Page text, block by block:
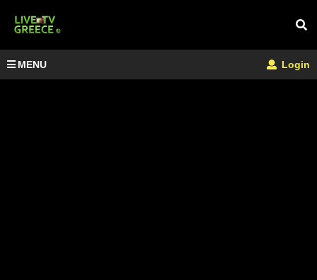
MENU Login